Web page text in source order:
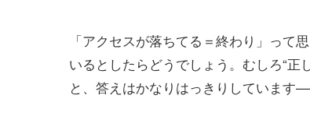
「アクセスが落ちてる＝終わり」って
いるとしたらどうでしょう。むしろ“
と、答えはかなりはっきりしています